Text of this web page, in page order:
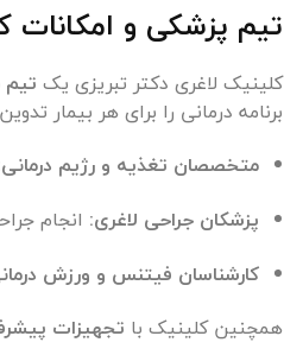
تیم پزشکی و امکانات
کلینیک لاغری دکتر تبریزی یک
برنامه درمانی را برای هر بیمار
متخصصان تغذیه و رژیم
پزشکان جراحی لاغری: انجام
کارشناسان فیتنس و ورزش
همچنین کلینیک با تجهیزات